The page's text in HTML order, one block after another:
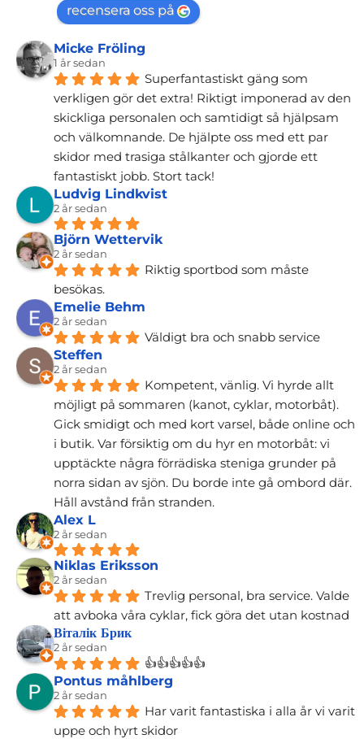
recensera oss på
Micke Fröling
1 år sedan
Superfantastiskt gäng som
verkligen gör det extra! Riktigt imponerad av den
skickliga personalen och samtidigt så hjälpsam
och välkomnande. De hjälpte oss med ett par
skidor med trasiga stålkanter och gjorde ett
fantastiskt jobb. Stort tack!
Ludvig Lindkvist
2 år sedan
Björn Wettervik
2 år sedan
Riktig sportbod som måste
besökas.
Emelie Behm
2 år sedan
Väldigt bra och snabb service
Steffen
2 år sedan
Kompetent, vänlig. Vi hyrde allt
möjligt på sommaren (kanot, cyklar, motorbåt).
Gick smidigt och med kort varsel, både online och
i butik. Var försiktig om du hyr en motorbåt: vi
upptäckte några förrädiska steniga grunder på
norra sidan av sjön. Du borde inte gå ombord där.
Håll avstånd från stranden.
Alex L
2 år sedan
Niklas Eriksson
2 år sedan
Trevlig personal, bra service. Valde
att avboka våra cyklar, fick göra det utan kostnad
Віталік Брик
2 år sedan
👍👍👍👍👍
Pontus måhlberg
2 år sedan
Har varit fantastiska i alla år vi varit
uppe och hyrt skidor